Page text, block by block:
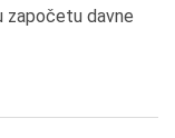
započetu davne